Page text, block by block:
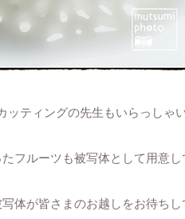
ッティングの先生もいらっしゃ
フルーツも被写体として用意し
体が皆さまのお越しをお待ちし